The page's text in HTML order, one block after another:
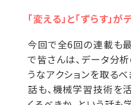
「変える」と「ずらす」
今回で全6回の連載も
で皆さんは、データ分
うなアクションを取る
話も、機械学習技術を